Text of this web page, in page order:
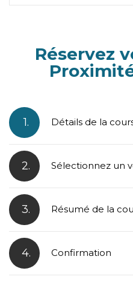
Réservez
1. Détails de la
2. Sélectionnez un
3. Résumé de la
4. Confirmation